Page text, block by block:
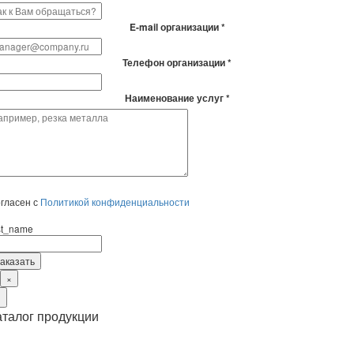
E-mail организации *
Телефон организации *
Наименование услуг *
с Политикой конфиденциальности
×
продукции